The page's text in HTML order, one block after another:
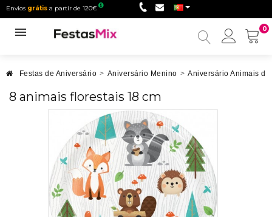
Envios grátis a partir de 120€
0
Minha
Festas de Aniversário > Aniversário Menino > Aniversário Animais
8 animais florestais 18 cm